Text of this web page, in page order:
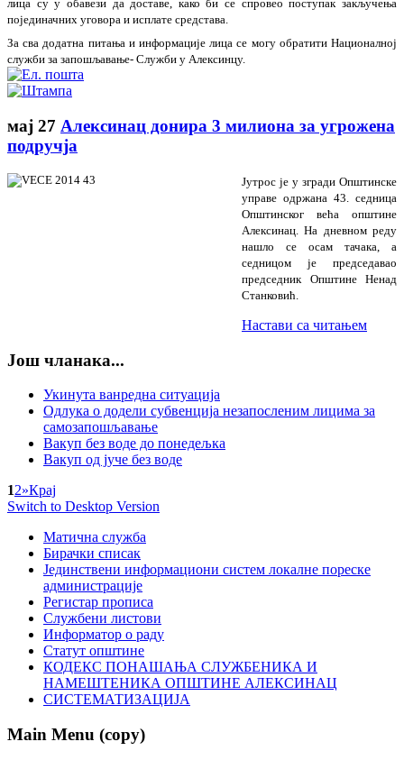
лица су у обавези да доставе, како би се спровео поступак закључења
појединачних уговора и исплате средстава.
За сва додатна питања и информације лица се могу обратити Националној
служби за запошљавање- Служби у Алексинцу.
мај 27 Алексинац донира 3 милиона за угрожена
подручја
Јутрос је у згради Општинске
управе одржана 43. седница
Општинског већа општине
Алексинац. На дневном реду
нашло се осам тачака, а
седницом је председавао
председник Општине Ненад
Станковић.
Настави са читањем
Још чланака...
Укинута ванредна ситуација
Одлука о додели субвенција незапосленим лицима за
самозапошљавање
Вакуп без воде до понедељка
Вакуп од јуче без воде
12»Крај
Switch to Desktop Version
Матична служба
Бирачки списак
Јединствени информациони систем локалне пореске
администрације
Регистар прописа
Службени листови
Информатор о раду
Статут општине
КОДЕКС ПОНАШАЊА СЛУЖБЕНИКА И
НАМЕШТЕНИКА ОПШТИНЕ АЛЕКСИНАЦ
СИСТЕМАТИЗАЦИЈА
Main Menu (copy)